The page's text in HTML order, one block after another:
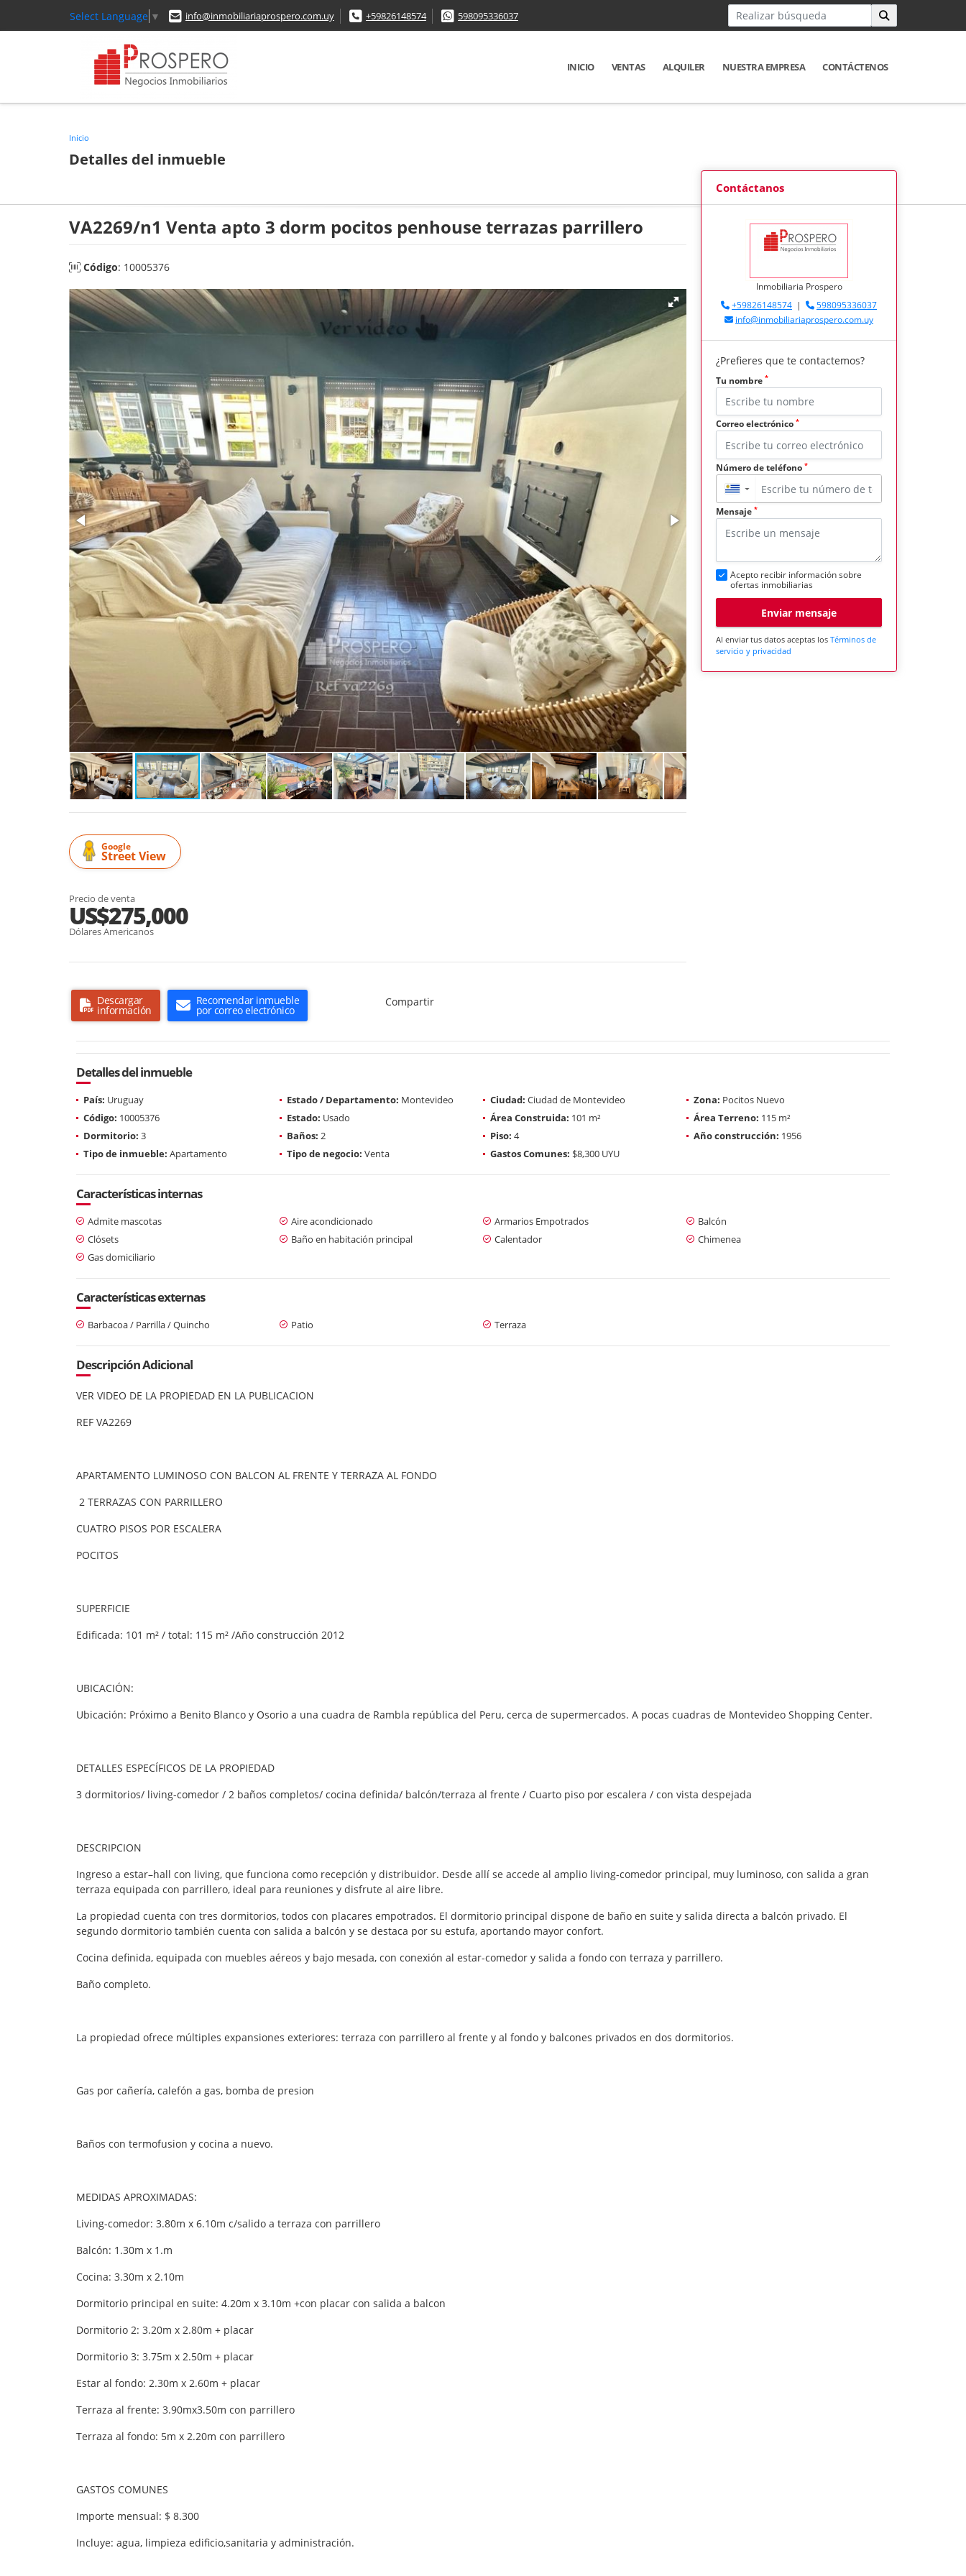
Select Language ▼ info@inmobiliariaprospero.com.uy +59826148574 598095336037
INICIO VENTAS ALQUILER NUESTRA EMPRESA CONTÁCTENOS
Inicio
Detalles del inmueble
VA2269/n1 Venta apto 3 dorm pocitos penhouse terrazas parrillero
Código: 10005376
Google
Street View
Precio de venta
US$275,000
Dólares Americanos
Descargar
información
Recomendar inmueble
por correo electrónico
Compartir
Contáctanos
Inmobiliaria Prospero
+59826148574 |
598095336037
info@inmobiliariaprospero.com.uy
¿Prefieres que te contactemos?
Tu nombre *
Correo electrónico *
Número de teléfono *
▼
Mensaje *
Acepto recibir información sobre
ofertas inmobiliarias
Enviar mensaje
Al enviar tus datos aceptas los Términos de
servicio y privacidad
Detalles del inmueble
País: Uruguay Estado / Departamento: Montevideo Ciudad: Ciudad de Montevideo Zona: Pocitos Nuevo
Código: 10005376 Estado: Usado Área Construida: 101 m² Área Terreno: 115 m²
Dormitorio: 3 Baños: 2 Piso: 4 Año construcción: 1956
Tipo de inmueble: Apartamento Tipo de negocio: Venta Gastos Comunes: $8,300 UYU
Características internas
Admite mascotas Aire acondicionado Armarios Empotrados
Balcón
Clósets
Baño en habitación principal Calentador
Chimenea
Gas domiciliario
Características externas
Barbacoa / Parrilla / Quincho Patio Terraza
Descripción Adicional
VER VIDEO DE LA PROPIEDAD EN LA PUBLICACION
REF VA2269
APARTAMENTO LUMINOSO CON BALCON AL FRENTE Y TERRAZA AL FONDO
2 TERRAZAS CON PARRILLERO
CUATRO PISOS POR ESCALERA
POCITOS
SUPERFICIE
Edificada: 101 m² / total: 115 m² /Año construcción 2012
UBICACIÓN:
Ubicación: Próximo a Benito Blanco y Osorio a una cuadra de Rambla república del Peru, cerca de supermercados. A pocas cuadras de Montevideo Shopping Center.
DETALLES ESPECÍFICOS DE LA PROPIEDAD
3 dormitorios/ living-comedor / 2 baños completos/ cocina definida/ balcón/terraza al frente / Cuarto piso por escalera / con vista despejada
DESCRIPCION
Ingreso a estar–hall con living, que funciona como recepción y distribuidor. Desde allí se accede al amplio living-comedor principal, muy luminoso, con salida a gran
terraza equipada con parrillero, ideal para reuniones y disfrute al aire libre.
La propiedad cuenta con tres dormitorios, todos con placares empotrados. El dormitorio principal dispone de baño en suite y salida directa a balcón privado. El
segundo dormitorio también cuenta con salida a balcón y se destaca por su estufa, aportando mayor confort.
Cocina definida, equipada con muebles aéreos y bajo mesada, con conexión al estar-comedor y salida a fondo con terraza y parrillero.
Baño completo.
La propiedad ofrece múltiples expansiones exteriores: terraza con parrillero al frente y al fondo y balcones privados en dos dormitorios.
Gas por cañería, calefón a gas, bomba de presion
Baños con termofusion y cocina a nuevo.
MEDIDAS APROXIMADAS:
Living-comedor: 3.80m x 6.10m c/salido a terraza con parrillero
Balcón: 1.30m x 1.m
Cocina: 3.30m x 2.10m
Dormitorio principal en suite: 4.20m x 3.10m +con placar con salida a balcon
Dormitorio 2: 3.20m x 2.80m + placar
Dormitorio 3: 3.75m x 2.50m + placar
Estar al fondo: 2.30m x 2.60m + placar
Terraza al frente: 3.90mx3.50m con parrillero
Terraza al fondo: 5m x 2.20m con parrillero
GASTOS COMUNES
Importe mensual: $ 8.300
Incluye: agua, limpieza edificio,sanitaria y administración.